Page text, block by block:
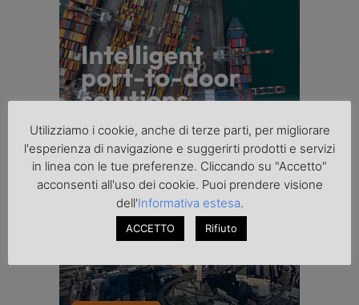
Utilizziamo i cookie, anche di terze parti, per migliorare
l'esperienza di navigazione e suggerirti prodotti e servizi
in linea con le tue preferenze. Cliccando su "Accetto"
acconsenti all'uso dei cookie. Puoi prendere visione
dell'Informativa estesa.
ACCETTO Rifiuto